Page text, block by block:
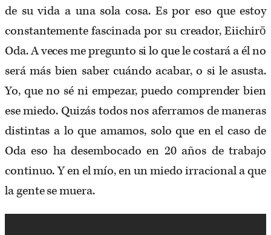
de su vida a una sola cosa. Es por eso que estoy
constantemente fascinada por su creador, Eiichirō
Oda. A veces me pregunto si lo que le costará a él no
será más bien saber cuándo acabar, o si le asusta.
Yo, que no sé ni empezar, puedo comprender bien
ese miedo. Quizás todos nos aferramos de maneras
distintas a lo que amamos, solo que en el caso de
Oda eso ha desembocado en 20 años de trabajo
continuo. Y en el mío, en un miedo irracional a que
la gente se muera.